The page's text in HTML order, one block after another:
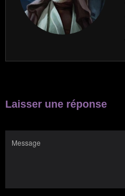
Laisser une réponse